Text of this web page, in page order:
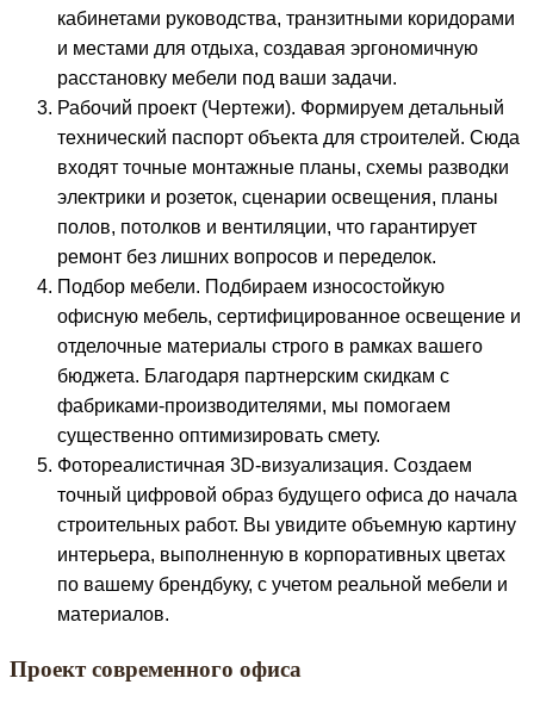
кабинетами руководства, транзитными коридорами
и местами для отдыха, создавая эргономичную
расстановку мебели под ваши задачи.
Рабочий проект (Чертежи). Формируем детальный
технический паспорт объекта для строителей. Сюда
входят точные монтажные планы, схемы разводки
электрики и розеток, сценарии освещения, планы
полов, потолков и вентиляции, что гарантирует
ремонт без лишних вопросов и переделок.
Подбор мебели. Подбираем износостойкую
офисную мебель, сертифицированное освещение и
отделочные материалы строго в рамках вашего
бюджета. Благодаря партнерским скидкам с
фабриками-производителями, мы помогаем
существенно оптимизировать смету.
Фотореалистичная 3D-визуализация. Создаем
точный цифровой образ будущего офиса до начала
строительных работ. Вы увидите объемную картину
интерьера, выполненную в корпоративных цветах
по вашему брендбуку, с учетом реальной мебели и
материалов.
Проект современного офиса